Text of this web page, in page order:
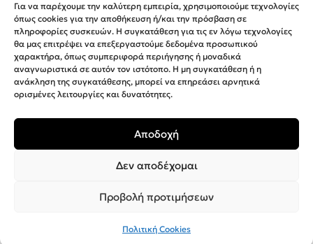
Για να παρέχουμε την καλύτερη εμπειρία, χρησιμοποιούμε τεχνολογίες
όπως cookies για την αποθήκευση ή/και την πρόσβαση σε
πληροφορίες συσκευών. Η συγκατάθεση για τις εν λόγω τεχνολογίες
θα μας επιτρέψει να επεξεργαστούμε δεδομένα προσωπικού
χαρακτήρα, όπως συμπεριφορά περιήγησης ή μοναδικά
αναγνωριστικά σε αυτόν τον ιστότοπο. Η μη συγκατάθεση ή η
ανάκληση της συγκατάθεσης, μπορεί να επηρεάσει αρνητικά
ορισμένες λειτουργίες και δυνατότητες.
Αποδοχή
Δεν αποδέχομαι
Προβολή προτιμήσεων
Πολιτική Cookies
MEGA Parras
Interactive Net Solutions